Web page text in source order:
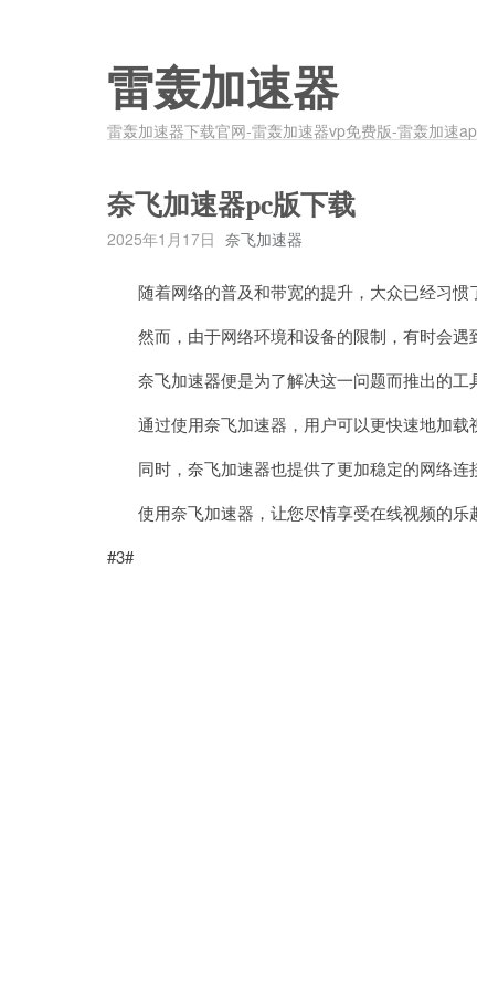
雷轰加速器
雷轰加速器下载官网-雷轰加速器vp免费版-雷轰加速
奈飞加速器pc版下载
2025年1月17日 奈飞加速器
随着网络的普及和带宽的提升，大众已经习惯
然而，由于网络环境和设备的限制，有时会遇
奈飞加速器便是为了解决这一问题而推出的工
通过使用奈飞加速器，用户可以更快速地加载
同时，奈飞加速器也提供了更加稳定的网络连
使用奈飞加速器，让您尽情享受在线视频的乐
#3#